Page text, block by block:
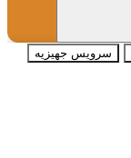
سرویس جهیزیه